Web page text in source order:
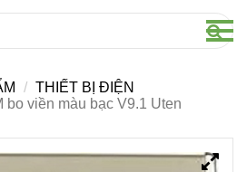
THIẾT BỊ ĐIỆN
bo viền màu bạc V9.1 Uten